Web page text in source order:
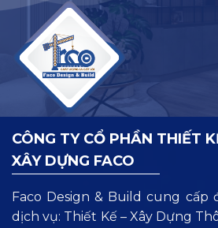
CÔNG TY CỔ PHẦN THIẾT
XÂY DỰNG FACO
Faco Design & Build cung cấp
dịch vụ: Thiết Kế – Xây Dựng